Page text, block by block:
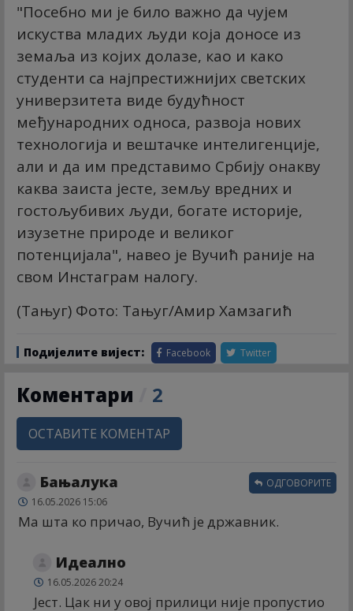
"Посебно ми је било важно да чујем
искуства младих људи која доносе из
земаља из којих долазе, као и како
студенти са најпрестижнијих светских
универзитета виде будућност
међународних односа, развоја нових
технологија и вештачке интелигенције,
али и да им представимо Србију онакву
каква заиста јесте, земљу вредних и
гостољубивих људи, богате историје,
изузетне природе и великог
потенцијала", навео је Вучић раније на
свом Инстаграм налогу.
(Тањуг) Фото: Тањуг/Амир Хамзагић
Подијелите вијест: Facebook Twitter
Коментари 2
ОСТАВИТЕ КОМЕНТАР
Бањалука
16.05.2026 15:06
Ма шта ко причао, Вучић је државник.
ОДГОВОРИТЕ
Идеално
16.05.2026 20:24
Јест. Цак ни у овој прилици није пропустио